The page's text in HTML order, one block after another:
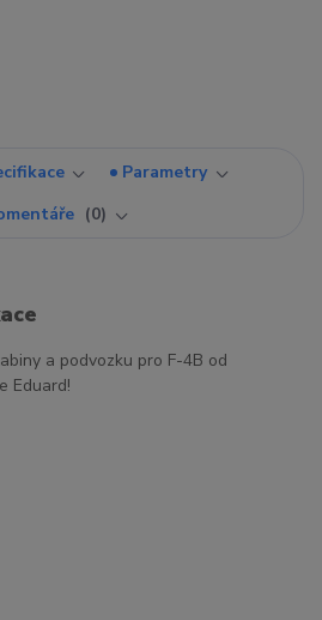
Parametry
0
a podvozku pro F-4B od
Eduard!